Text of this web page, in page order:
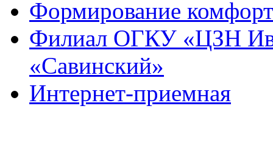
Формирование
Филиал ОГКУ «ЦЗН
«Савинский»
Интернет-приемная